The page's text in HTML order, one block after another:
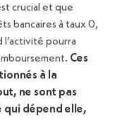
crucial et que
bancaires à taux 0,
l’activité pourra
Ces
à la
ne sont pas
qui dépend elle,